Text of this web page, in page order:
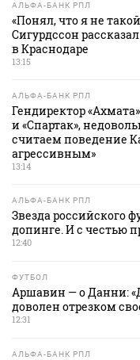
АЛЬФА-БАНК РПЛ
«Понял, что я не
Сигурдссон
в Краснодаре
13:15
АЛЬФА-БАНК РПЛ
Гендиректор
и «Спартак»,
считаем поведение
агрессивным»
13:14
АЛЬФА-БАНК РПЛ
Звезда российского
допинге. И с честью
12:40
ФУТБОЛ
Аршавин — о Данни:
доволен отрезком
12:31
АЛЬФА-БАНК РПЛ